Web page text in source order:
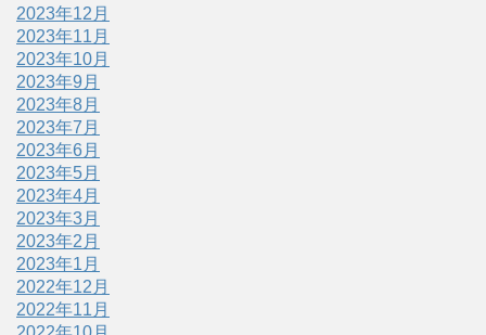
2023年12月
2023年11月
2023年10月
2023年9月
2023年8月
2023年7月
2023年6月
2023年5月
2023年4月
2023年3月
2023年2月
2023年1月
2022年12月
2022年11月